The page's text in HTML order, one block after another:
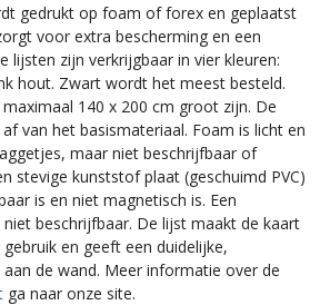
gedrukt op foam of forex en geplaatst
voor extra bescherming en een
lijsten zijn verkrijgbaar in vier kleuren:
hout. Zwart wordt het meest besteld.
140 x 200 cm groot zijn. De
van het basismateriaal. Foam is licht en
maar niet beschrijfbaar of
stevige kunststof plaat (geschuimd PVC)
is en niet magnetisch is. Een
beschrijfbaar. De lijst maakt de kaart
en geeft een duidelijke,
de wand. Meer informatie over de
ga naar onze site.